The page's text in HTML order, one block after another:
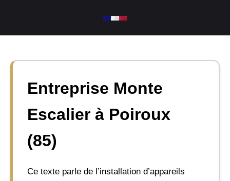
contenu
Entreprise Monte
Escalier à Poiroux
(85)
Ce texte parle de l’installation d’appareils